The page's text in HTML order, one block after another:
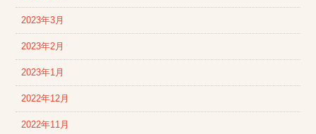
2023年3月
2023年2月
2023年1月
2022年12月
2022年11月